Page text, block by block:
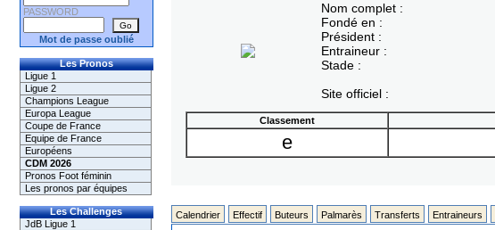
PASSWORD
Mot de passe oublié
Les Pronos
Ligue 1
Ligue 2
Champions League
Europa League
Coupe de France
Equipe de France
Européens
CDM 2026
Pronos Foot féminin
Les pronos par équipes
Les Challenges
JdB Ligue 1
Nom complet :
Fondé en :
Président :
Entraineur :
Stade :
Site officiel :
Classement
e
Calendrier Effectif Buteurs Palmarès Transferts Entraineurs